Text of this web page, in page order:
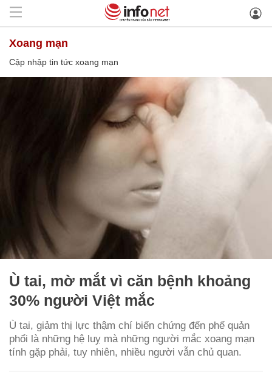
xoang mạn
Cập nhập tin tức xoang mạn
Ù tai, mờ mắt vì căn bệnh khoảng
30% người Việt mắc
Ù tai, giảm thị lực thậm chí biến chứng đến phế quản
phổi là những hệ luỵ mà những người mắc xoang mạn
tính gặp phải, tuy nhiên, nhiều người vẫn chủ quan.